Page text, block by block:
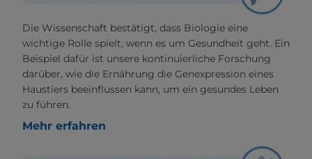
Die Wissenschaft bestätigt, dass Biologie eine
wichtige Rolle spielt, wenn es um Gesundheit geht. Ein
Beispiel dafür ist unsere kontinuierliche Forschung
darüber, wie die Ernährung die Genexpression eines
Haustiers beeinflussen kann, um ein gesundes Leben
zu führen.
Mehr erfahren